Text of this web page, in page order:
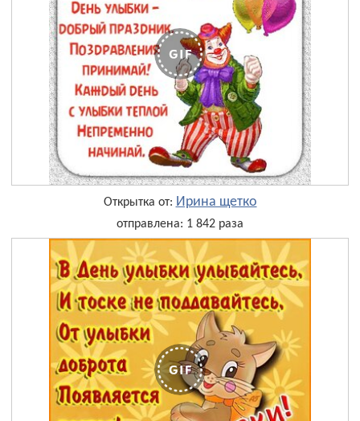
Открытка от: Ирина щетко
отправлена: 1 842 раза